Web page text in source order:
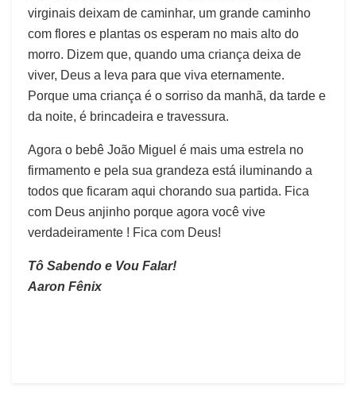
virginais deixam de caminhar, um grande caminho
com flores e plantas os esperam no mais alto do
morro. Dizem que, quando uma criança deixa de
viver, Deus a leva para que viva eternamente.
Porque uma criança é o sorriso da manhã, da tarde e
da noite, é brincadeira e travessura.
Agora o bebê João Miguel é mais uma estrela no
firmamento e pela sua grandeza está iluminando a
todos que ficaram aqui chorando sua partida. Fica
com Deus anjinho porque agora você vive
verdadeiramente ! Fica com Deus!
Tô Sabendo e Vou Falar!
Aaron Fênix